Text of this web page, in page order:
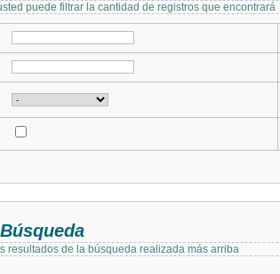
puede filtrar la cantidad de registros que encontrará
resultados de la búsqueda realizada más arriba